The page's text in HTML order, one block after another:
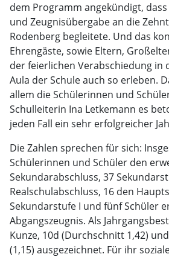
dem Programm angekündigt,
und Zeugnisübergabe an die
Rodenberg begleitete. Und das
Ehrengäste, sowie Eltern,
der feierlichen Verabschiedung in
Aula der Schule auch so erleben.
allem die Schülerinnen und
Schulleiterin Ina Letkemann es
jeden Fall ein sehr erfolgreicher
Die Zahlen sprechen für sich:
Schülerinnen und Schüler den
Sekundarabschluss, 37
Realschulabschluss, 16 den
Sekundarstufe I und fünf Schüler
Abgangszeugnis. Als
Kunze, 10d (Durchschnitt 1,42)
(1,15) ausgezeichnet. Für ihr